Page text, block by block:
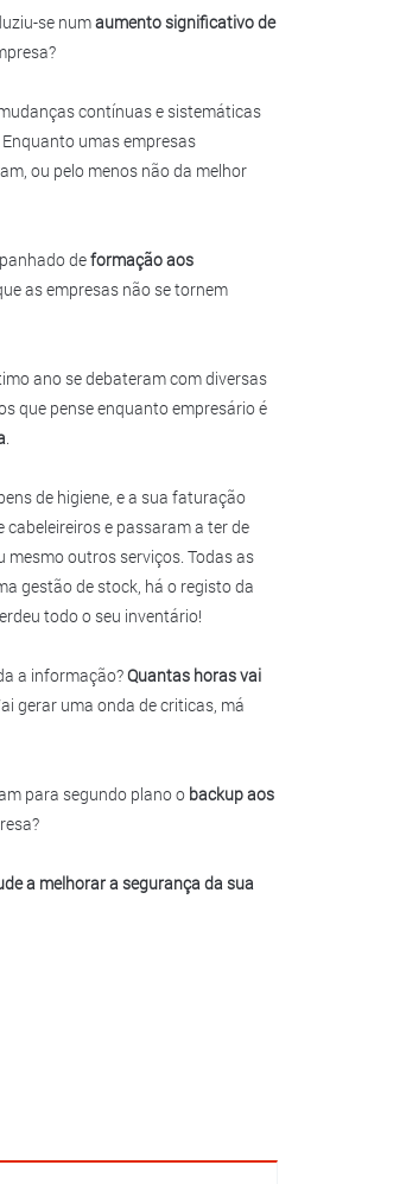
se numaumento significativo de
contínuas e sistemáticas
Enquanto umas empresas
ou pelo menos não da melhor
deformação aos
as empresas não se tornem
ano se debateram com diversas
que pense enquanto empresário é
.
de higiene, e a sua faturação
e passaram a ter de
outros serviços. Todas as
gestão de stock, há o registo da
todo o seu inventário!
a informação?Quantas horas vai
gerar uma onda de criticas, má
para segundo plano o backup aos
a melhorar a segurança da sua